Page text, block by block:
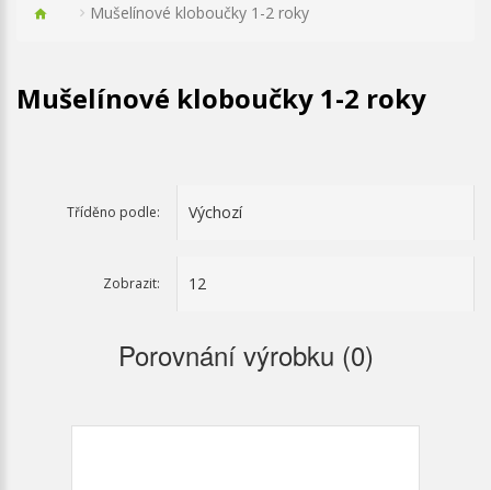
Mušelínové kloboučky 1-2 roky
Mušelínové kloboučky 1-2 roky
Tříděno podle:
Zobrazit:
Porovnání výrobku (0)